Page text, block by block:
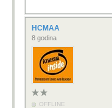
HCMAA
8 godina
OFFLINE